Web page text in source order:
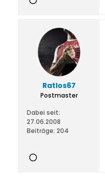
Ratlos67
Postmaster
Dabei seit:
27.06.2008
Beiträge: 204